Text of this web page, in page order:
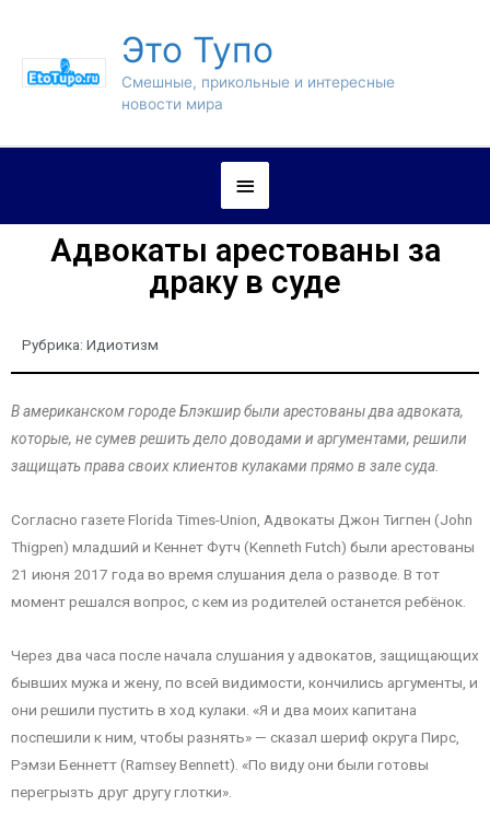
Это Тупо
Смешные, прикольные и интересные
новости мира
Адвокаты арестованы за
драку в суде
Рубрика: Идиотизм
В американском городе Блэкшир были арестованы два адвоката,
которые, не сумев решить дело доводами и аргументами, решили
защищать права своих клиентов кулаками прямо в зале суда.
Согласно газете Florida Times-Union, Адвокаты Джон Тигпен (John
Thigpen) младший и Кеннет Футч (Kenneth Futch) были арестованы
21 июня 2017 года во время слушания дела о разводе. В тот
момент решался вопрос, с кем из родителей останется ребёнок.
Через два часа после начала слушания у адвокатов, защищающих
бывших мужа и жену, по всей видимости, кончились аргументы, и
они решили пустить в ход кулаки. «Я и два моих капитана
поспешили к ним, чтобы разнять» — сказал шериф округа Пирс,
Рэмзи Беннетт (Ramsey Bennett). «По виду они были готовы
перегрызть друг другу глотки».